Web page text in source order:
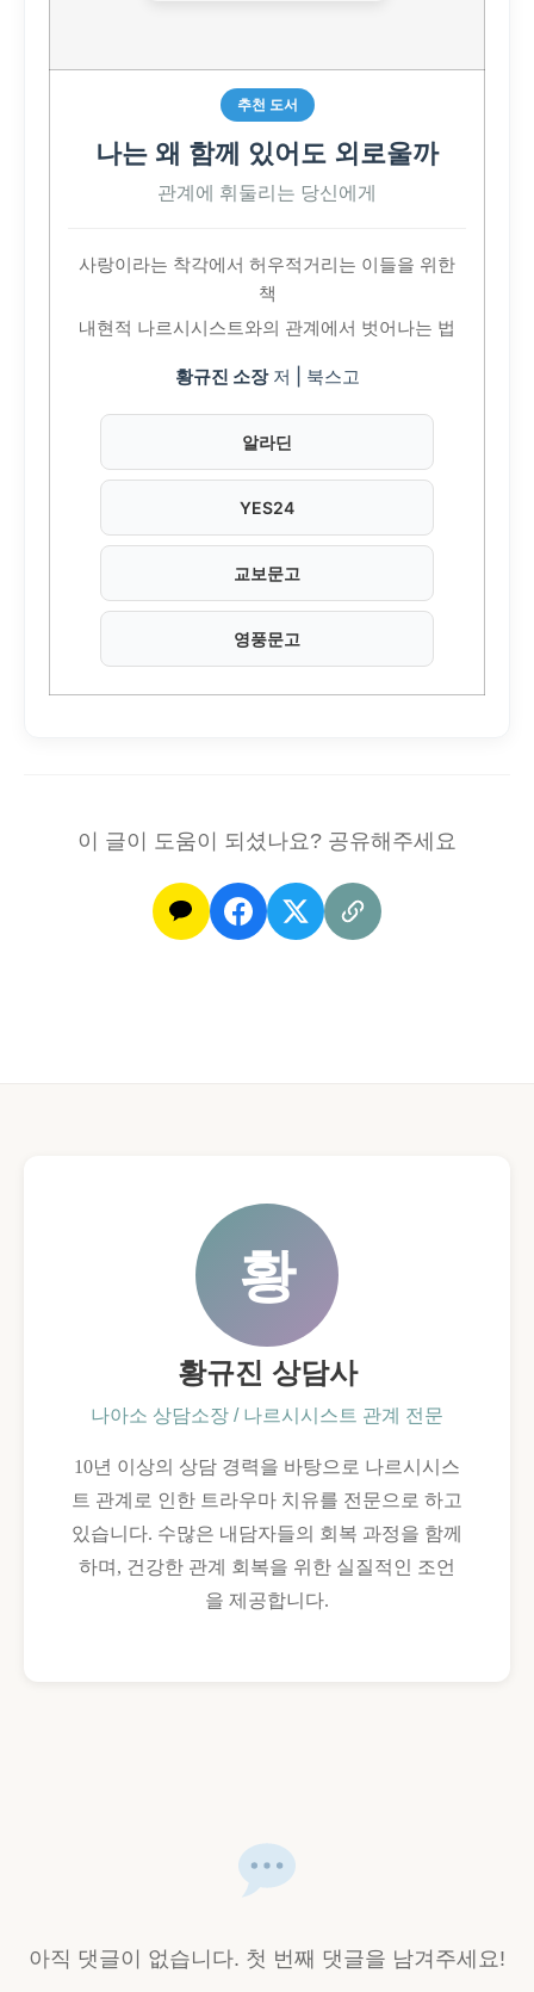
추천 도서
나는 왜 함께 있어도 외로울까
관계에 휘둘리는 당신에게
사랑이라는 착각에서 허우적거리는 이들을 위한
책
내현적 나르시시스트와의 관계에서 벗어나는 법
황규진 소장저 | 북스고
알라딘
YES24
교보문고
영풍문고
이 글이 도움이 되셨나요? 공유해주세요
황
황규진 상담사
나아소 상담소장 / 나르시시스트 관계 전문
10년 이상의 상담 경력을 바탕으로 나르시시스
트 관계로 인한 트라우마 치유를 전문으로 하고
있습니다. 수많은 내담자들의 회복 과정을 함께
하며, 건강한 관계 회복을 위한 실질적인 조언
을 제공합니다.
아직 댓글이 없습니다. 첫 번째 댓글을 남겨주세요!